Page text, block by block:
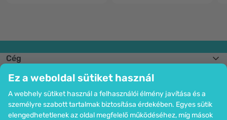
Ez a weboldal sütiket használ
A webhely sütiket használ a felhasználói élmény javítása és a
személyre szabott tartalmak biztosítása érdekében. Egyes sütik
elengedhetetlenek az oldal megfelelő működéséhez, míg mások
Cég
Csatlakozzon hozzánk
Segítség és megrendelések